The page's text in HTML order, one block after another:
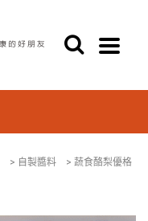
> 自製醬料 > 蔬食酪梨優格